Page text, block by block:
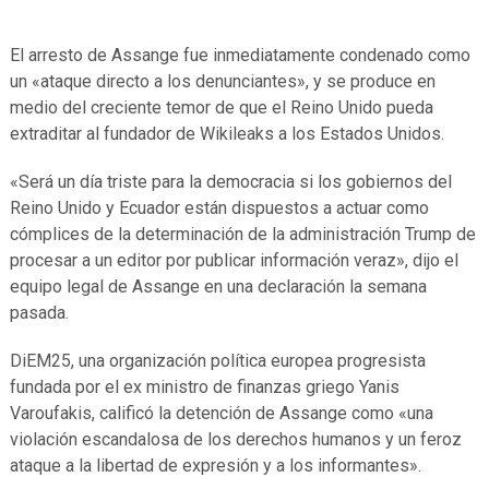
El arresto de Assange fue inmediatamente condenado como
un «ataque directo a los denunciantes», y se produce en
medio del creciente temor de que el Reino Unido pueda
extraditar al fundador de Wikileaks a los Estados Unidos.
«Será un día triste para la democracia si los gobiernos del
Reino Unido y Ecuador están dispuestos a actuar como
cómplices de la determinación de la administración Trump de
procesar a un editor por publicar información veraz», dijo el
equipo legal de Assange en una declaración la semana
pasada.
DiEM25, una organización política europea progresista
fundada por el ex ministro de finanzas griego Yanis
Varoufakis, calificó la detención de Assange como «una
violación escandalosa de los derechos humanos y un feroz
ataque a la libertad de expresión y a los informantes».